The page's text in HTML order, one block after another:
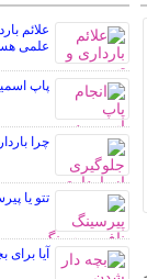
علائم
علمی
پاپ
چرا
تتو یا
آیا برای